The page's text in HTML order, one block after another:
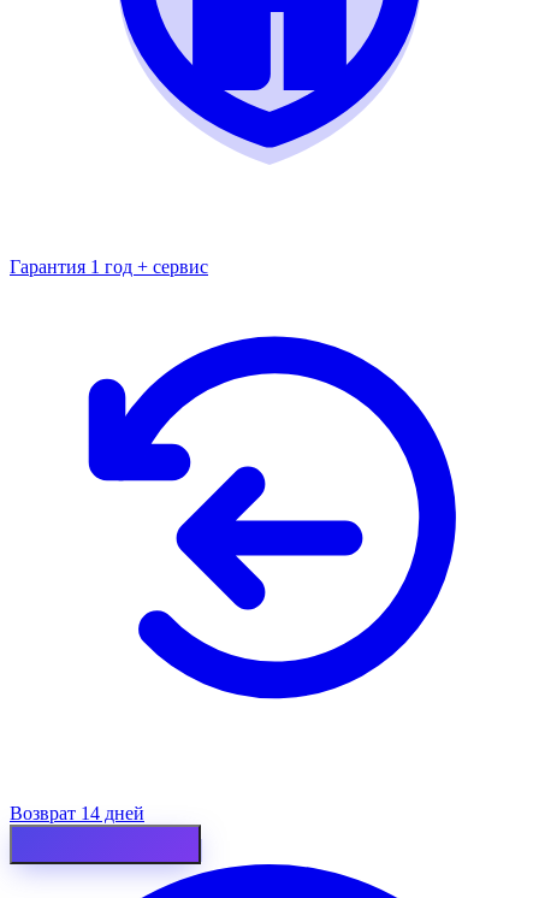
Гарантия 1 год + сервис
Возврат 14 дней